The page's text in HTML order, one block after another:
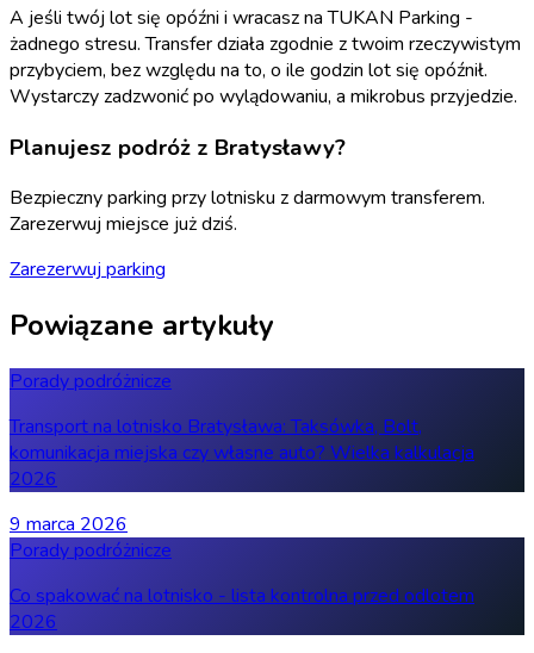
A jeśli twój lot się opóźni i wracasz na TUKAN Parking -
żadnego stresu. Transfer działa zgodnie z twoim rzeczywistym
przybyciem, bez względu na to, o ile godzin lot się opóźnił.
Wystarczy zadzwonić po wylądowaniu, a mikrobus przyjedzie.
Planujesz podróż z Bratysławy?
Bezpieczny parking przy lotnisku z darmowym transferem.
Zarezerwuj miejsce już dziś.
Zarezerwuj parking
Powiązane artykuły
Porady podróżnicze
Transport na lotnisko Bratysława: Taksówka, Bolt,
komunikacja miejska czy własne auto? Wielka kalkulacja
2026
9 marca 2026
Porady podróżnicze
Co spakować na lotnisko - lista kontrolna przed odlotem
2026